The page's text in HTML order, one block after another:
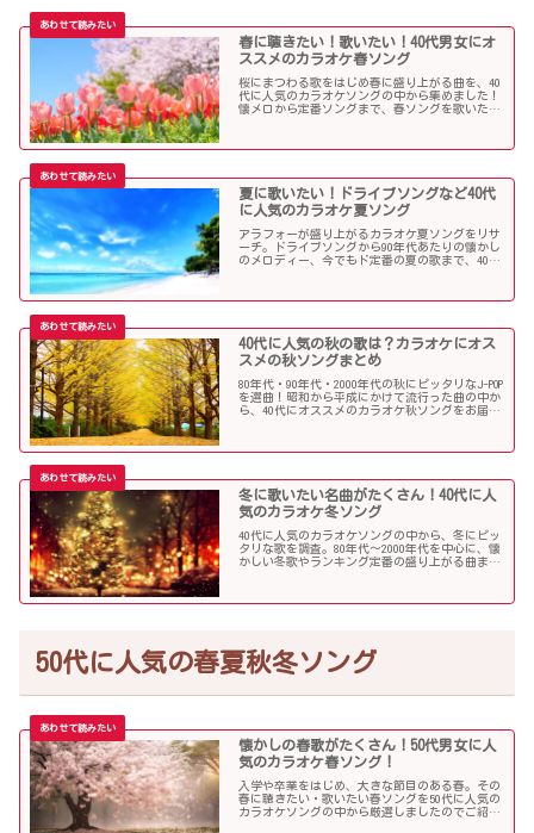
春に聴きたい！歌いたい！40代男女にオ
ススメのカラオケ春ソング
桜にまつわる歌をはじめ春に盛り上がる曲を、40
代に人気のカラオケソングの中から集めました！
懐メロから定番ソングまで、春ソングを歌いたい
夏に歌いたい！ドライブソングなど40代
に人気のカラオケ夏ソング
アラフォーが盛り上がるカラオケ夏ソングをリサ
ーチ。ドライブソングから90年代あたりの懐かし
のメロディー、今でもド定番の夏の歌まで、40代
40代に人気の秋の歌は？カラオケにオス
スメの秋ソングまとめ
80年代・90年代・2000年代の秋にピッタリなJ-POP
を選曲！昭和から平成にかけて流行った曲の中か
ら、40代にオススメのカラオケ秋ソングをお届け
冬に歌いたい名曲がたくさん！40代に人
気のカラオケ冬ソング
40代に人気のカラオケソングの中から、冬にピッ
タリな歌を調査。80年代〜2000年代を中心に、懐
かしい冬歌やランキング定番の盛り上がる曲まで
50代に人気の春夏秋冬ソング
懐かしの春歌がたくさん！50代男女に人
気のカラオケ春ソング！
入学や卒業をはじめ、大きな節目のある春。その
春に聴きたい・歌いたい春ソングを50代に人気の
カラオケソングの中から厳選しましたのでご紹介